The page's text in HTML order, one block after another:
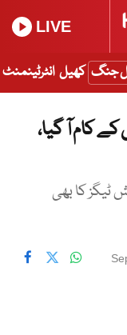
LIVE
جنگ کھیل انٹرٹینمنٹ
کام آ گیا،
ٹیگز کا بھی